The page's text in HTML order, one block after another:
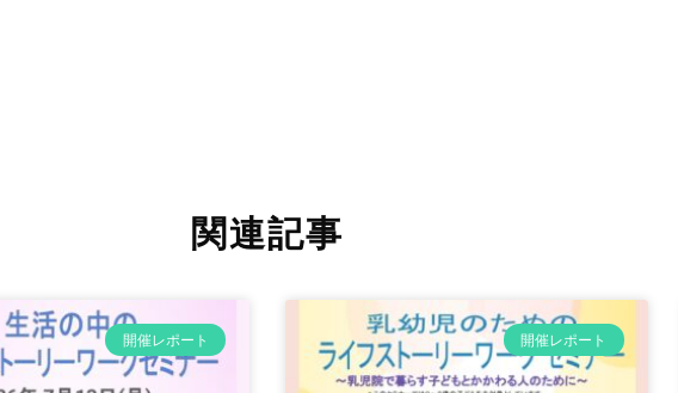
関連記事
開催レポート 開催レポート